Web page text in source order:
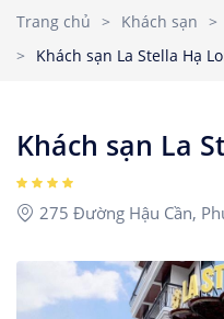
Căn hộ dịch vụ
3 4
9
10 11
23
24 25
Rooms
Trang chủ > Khách sạn >
>
Khách sạn La Stella Hạ
Khách sạn La
275 Đường Hậu Cần,